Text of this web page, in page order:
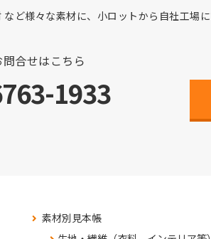
ど様々な素材に、小ロットから自社工場に
問合せはこちら
1933
素材別見本帳